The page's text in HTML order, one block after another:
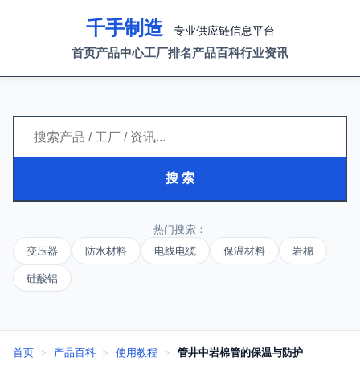
千手制造 专业供应链信息平台
首页产品中心工厂排名产品百科行业资讯
搜 索
热门搜索：
变压器
防水材料 电线电缆 保温材料 岩棉
硅酸铝
首页 > 产品百科 > 使用教程 > 管井中岩棉管的保温与防护